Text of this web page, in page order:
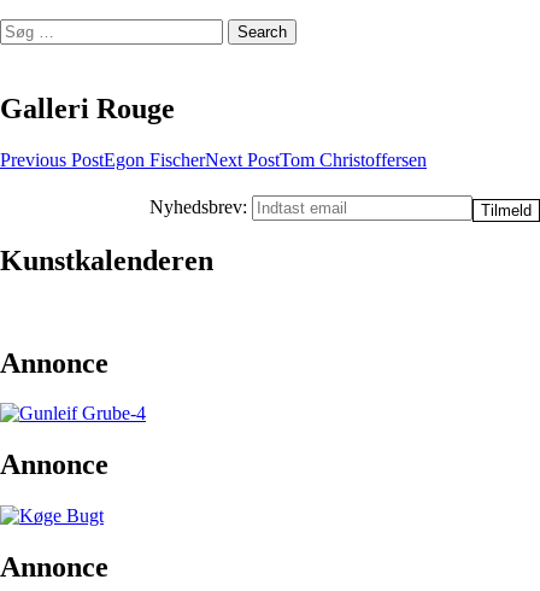
Search
for:
Galleri Rouge
Post
Previous PostEgon FischerNext PostTom Christoffersen
Nyhedsbrev:
Kunstkalenderen
Annonce
Annonce
Annonce